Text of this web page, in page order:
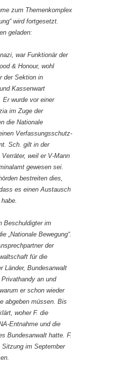
zum Themenkomplex
wird fortgesetzt.
geladen:
war Funktionär der
& Honour, wohl
der Sektion in
Kassenwart
Er wurde vor einer
im Zuge der
die Nationale
Verfassungsschutz-
Sch. gilt in der
weil er V-Mann
gewesen sei.
bestreiten dies,
es einen Austausch
Beschuldigter im
„Nationale Bewegung“.
der
für die
Länder, Bundesanwalt
an und
er schon wieder
abgeben müssen. Bis
woher F. die
Entnahme und die
Bundesanwalt hatte. F.
im September